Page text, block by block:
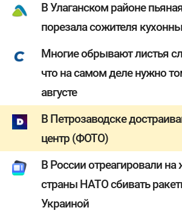
В Улаганском районе
порезала сожителя
Многие обрывают листья
что на самом деле нужно
августе
В Петрозаводске
центр (ФОТО)
В России отреагировали на
страны НАТО сбивать
Украиной